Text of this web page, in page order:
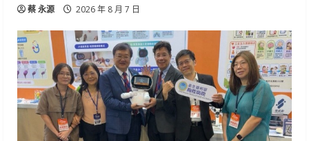
蔡 永源 2026 年 8 月 7 日